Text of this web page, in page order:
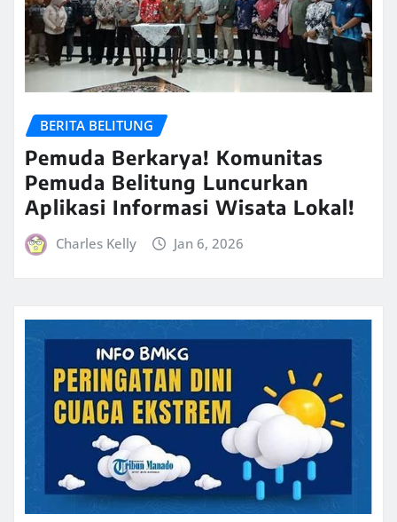
BERITA BELITUNG
Pemuda Berkarya! Komunitas
Pemuda Belitung Luncurkan
Aplikasi Informasi Wisata Lokal!
Charles Kelly Jan 6, 2026